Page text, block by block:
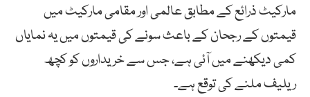
مارکیٹ ذرائع کے مطابق عالمی اور مقامی مارکیٹ میں
قیمتوں کے رجحان کے باعث سونے کی قیمتوں میں یہ نمایاں
کمی دیکھنے میں آئی ہے، جس سے خریداروں کو کچھ
ریلیف ملنے کی توقع ہے۔